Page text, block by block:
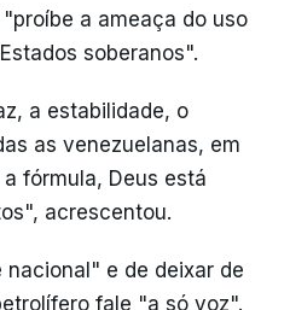
a ameaça do uso
soberanos".
a estabilidade, o
as venezuelanas, em
fórmula, Deus está
acrescentou.
e de deixar de
fale "a só voz".